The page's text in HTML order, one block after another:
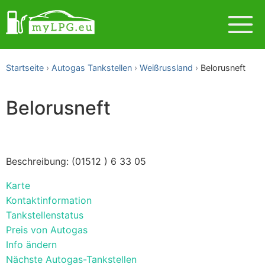
Startseite Autogas Tankstellen Weißrussland Belorusneft
Belorusneft
Beschreibung: (01512 ) 6 33 05
Karte
Kontaktinformation
Tankstellenstatus
Preis von Autogas
Info ändern
Nächste Autogas-Tankstellen